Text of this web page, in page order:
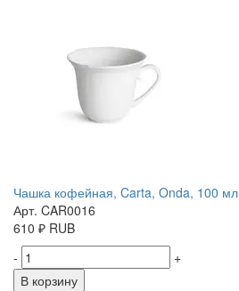
Чашка кофейная, Carta, Onda, 100 мл
Арт. CAR0016
610 ₽ RUB
-
+
В корзину